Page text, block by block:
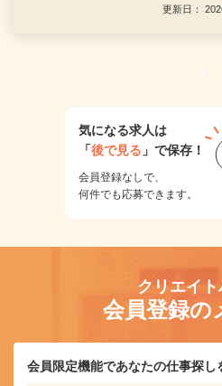
更新日：
1
気になる求人は
「後で見る 」で保存！
会員登録なしで、
何件でも応募できます。
クリエイト
会員登録の
会員限定機能であなたの仕事探し